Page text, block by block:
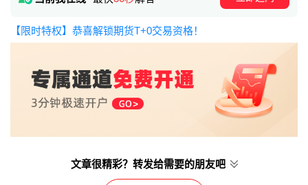
【限时特权】恭喜解锁期货T+0交易资格！
文章很精彩？转发给需要的朋友吧